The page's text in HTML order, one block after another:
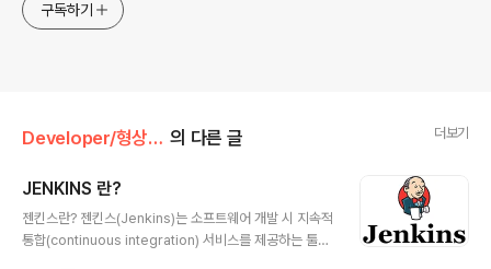
구독하기
Developer/형상 관리 의 다른 글 더보기
JENKINS 란?
젠킨스란? 젠킨스(Jenkins)는 소프트웨어 개발 시 지속적
통합(continuous integration) 서비스를 제공하는 툴이